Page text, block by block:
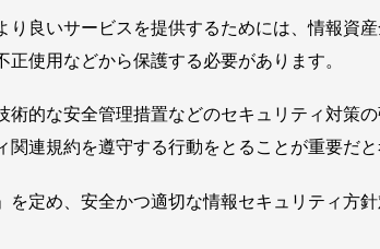
り良いサービスを提供するためには、情報資
使用などから保護する必要があります。
術的な安全管理措置などのセキュリティ対策
連規約を遵守する行動をとることが重要だと
を定め、安全かつ適切な情報セキュリティ方針